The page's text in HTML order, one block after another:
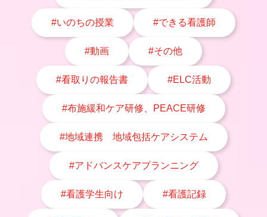
#いのちの授業 #できる看護師
#動画 #その他
#看取りの報告書 #ELC活動
#布施緩和ケア研修、PEACE研修
#地域連携 地域包括ケアシステム
#アドバンスケアプランニング
#看護学生向け #看護記録